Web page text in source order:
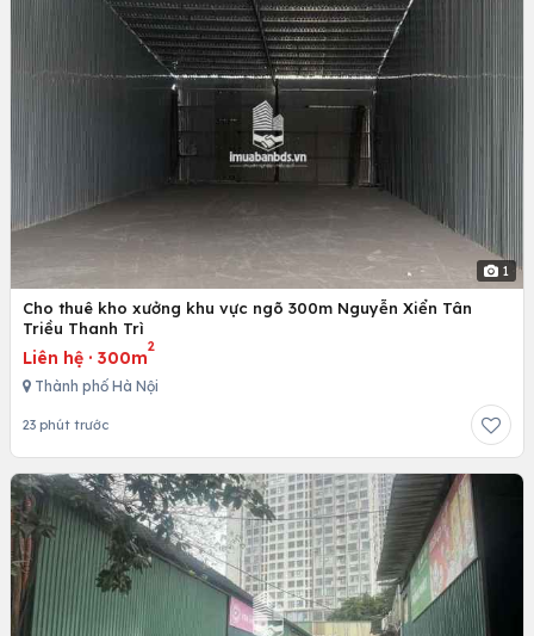
1
Cho thuê kho xưởng khu vực ngõ 300m Nguyễn Xiển Tân
Triều Thanh Trì
Liên hệ · 300m
2
Thành phố Hà Nội
23 phút trước